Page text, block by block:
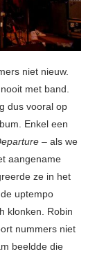
niet nieuw.
met band.
dus vooral op
Enkel een
– als we
aangename
ze in het
uptempo
klonken. Robin
nummers niet
beeldde die